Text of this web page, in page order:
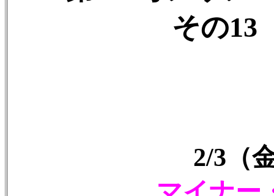
その13
2/3（